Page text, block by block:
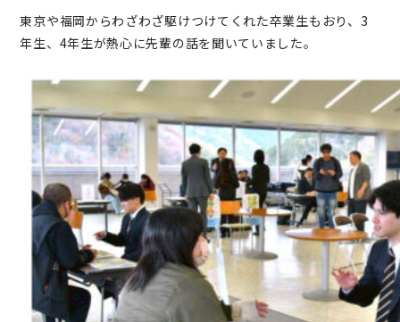
東京や福岡からわざわざ駆けつけてくれた卒業生もおり、3
年生、4年生が熱心に先輩の話を聞いていました。